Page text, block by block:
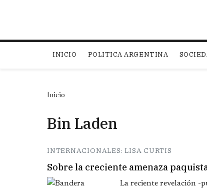
INICIO POLITICA ARGENTINA
Inicio
Bin Laden
INTERNACIONALES: LISA CURTIS
Sobre la creciente amenaza
La reciente revelación -